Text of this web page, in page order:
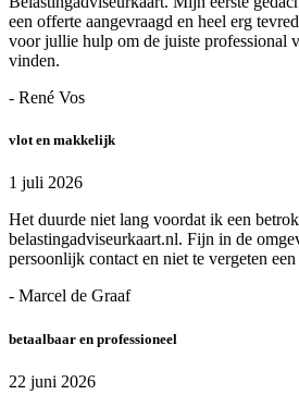
een offerte aangevraagd en heel erg
voor jullie hulp om de juiste professional
vinden.
- René Vos
vlot en makkelijk
1 juli 2026
Het duurde niet lang voordat ik een
belastingadviseurkaart.nl. Fijn in de
persoonlijk contact en niet te vergeten
- Marcel de Graaf
betaalbaar en professioneel
22 juni 2026